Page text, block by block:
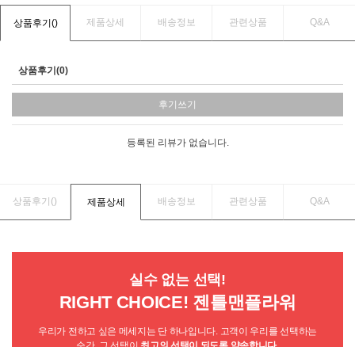
상품후기() 제품상세 배송정보 관련상품 Q&A
상품후기(0)
후기쓰기
등록된 리뷰가 없습니다.
상품후기() 제품상세 배송정보 관련상품 Q&A
실수 없는 선택!
RIGHT CHOICE! 젠틀맨플라워
우리가 전하고 싶은 메세지는 단 하나입니다. 고객이 우리를 선택하는